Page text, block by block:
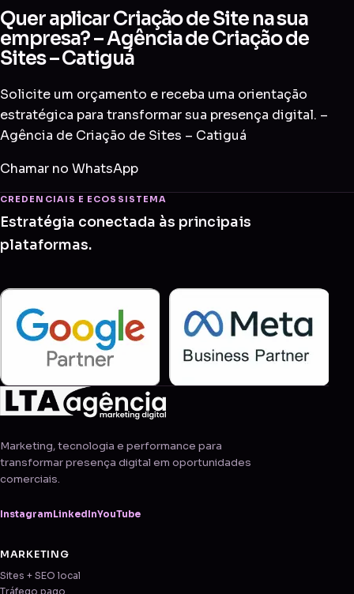
Quer aplicar Criação de Site na sua
empresa? – Agência de Criação de
Sites – Catiguá
Solicite um orçamento e receba uma orientação
estratégica para transformar sua presença digital. –
Agência de Criação de Sites – Catiguá
Chamar no WhatsApp
CREDENCIAIS E ECOSSISTEMA
Estratégia conectada às principais
plataformas.
Marketing, tecnologia e performance para
transformar presença digital em oportunidades
comerciais.
Instagram LinkedInYouTube
MARKETING
Sites + SEO local